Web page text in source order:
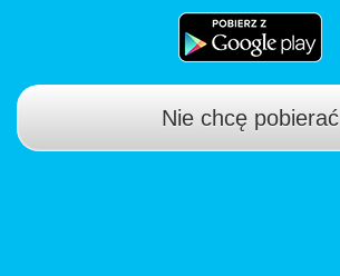
Nie chcę pobierać